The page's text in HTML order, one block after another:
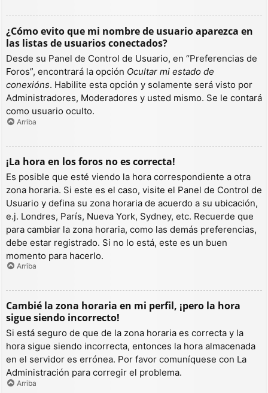
¿Cómo evito que mi nombre de usuario aparezca en
las listas de usuarios conectados?
Desde su Panel de Control de Usuario, en “Preferencias de
Foros”, encontrará la opción Ocultar mi estado de
conexións. Habilite esta opción y solamente será visto por
Administradores, Moderadores y usted mismo. Se le contará
como usuario oculto.
Arriba
¡La hora en los foros no es correcta!
Es posible que esté viendo la hora correspondiente a otra
zona horaria. Si este es el caso, visite el Panel de Control de
Usuario y defina su zona horaria de acuerdo a su ubicación,
e.j. Londres, París, Nueva York, Sydney, etc. Recuerde que
para cambiar la zona horaria, como las demás preferencias,
debe estar registrado. Si no lo está, este es un buen
momento para hacerlo.
Arriba
Cambié la zona horaria en mi perfil, ¡pero la hora
sigue siendo incorrecto!
Si está seguro de que de la zona horaria es correcta y la
hora sigue siendo incorrecta, entonces la hora almacenada
en el servidor es errónea. Por favor comuníquese con La
Administración para corregir el problema.
Arriba